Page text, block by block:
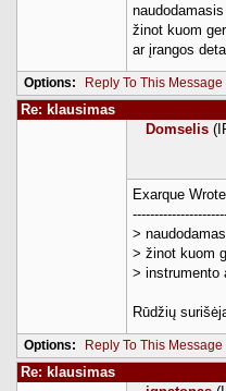
žinot kuom
ar įrangos
Options: Reply To This Message
Re: klausimas
Domselis
Exarque
>
> žinot kuom
> instrumento
Rūdžių
Options: Reply To This Message
Re: klausimas